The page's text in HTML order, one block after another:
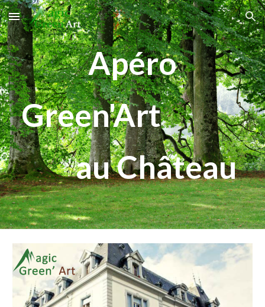
Skip to main content Skip to navigation
Apéro
Green'Art
auChâteau